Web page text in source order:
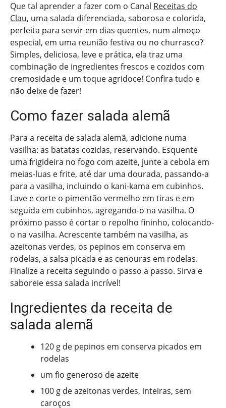
Que tal aprender a fazer com o Canal Receitas do
Clau, uma salada diferenciada, saborosa e colorida,
perfeita para servir em dias quentes, num almoço
especial, em uma reunião festiva ou no churrasco?
Simples, deliciosa, leve e prática, ela traz uma
combinação de ingredientes frescos e cozidos com
cremosidade e um toque agridoce! Confira tudo e
não deixe de fazer!
Como fazer salada alemã
Para a receita de salada alemã, adicione numa
vasilha: as batatas cozidas, reservando. Esquente
uma frigideira no fogo com azeite, junte a cebola em
meias-luas e frite, até dar uma dourada, passando-a
para a vasilha, incluindo o kani-kama em cubinhos.
Lave e corte o pimentão vermelho em tiras e em
seguida em cubinhos, agregando-o na vasilha. O
próximo passo é cortar o repolho fininho, colocando-
o na vasilha. Acrescente também na vasilha, as
azeitonas verdes, os pepinos em conserva em
rodelas, a salsa picada e as cenouras em rodelas.
Finalize a receita seguindo o passo a passo. Sirva e
saboreie essa salada incrível!
Ingredientes da receita de
salada alemã
120 g de pepinos em conserva picados em
rodelas
um fio generoso de azeite
100 g de azeitonas verdes, inteiras, sem
caroços